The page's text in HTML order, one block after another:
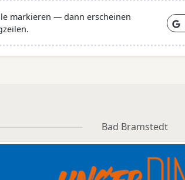
markieren — dann erscheinen
Bad Bramstedt